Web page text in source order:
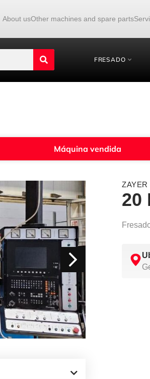
About usOther machines and spare parts
FRESADO
Máquina vendida
ZAYER
20